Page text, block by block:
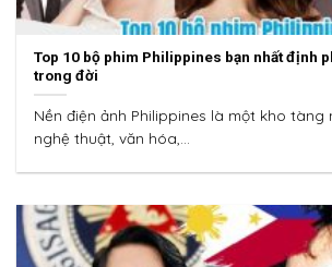
Top 10 bộ phim Philippines bạn nhất định
trong đời
Nền điện ảnh Philippines là một kho tàng
nghệ thuật, văn hóa,...